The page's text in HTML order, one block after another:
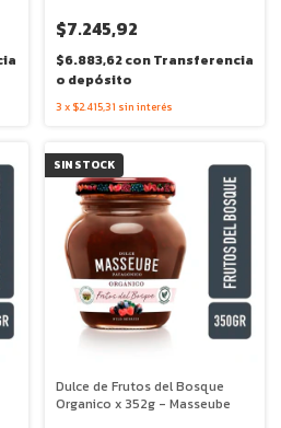
$7.245,92
$6.883,62conTransferencia
o depósito
3 x $2.415,31 sin interés
SIN STOCK
Dulce de Frutos del Bosque
Organico x 352g - Masseube